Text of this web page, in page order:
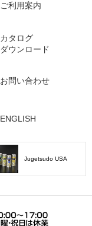
ご利用案内
カタログ
ダウンロード
お問い合わせ
ENGLISH
Jugetsudo USA